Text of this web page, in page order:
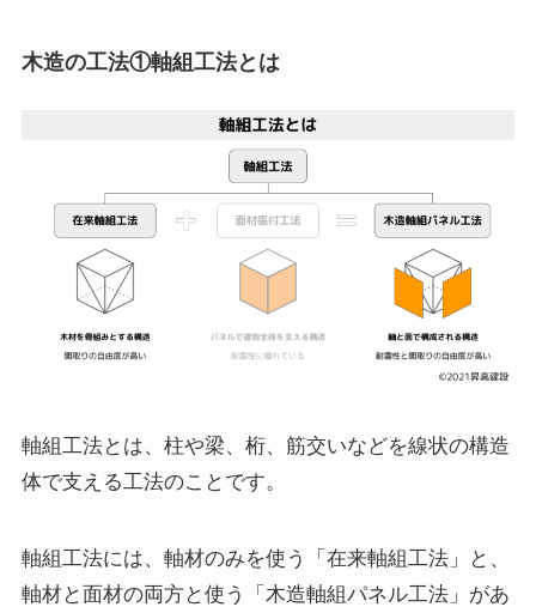
木造の工法①軸組工法とは
軸組工法とは、柱や梁、桁、筋交いなどを線状の構造
体で支える工法のことです。
軸組工法には、軸材のみを使う「在来軸組工法」と、
軸材と面材の両方と使う「木造軸組パネル工法」があ